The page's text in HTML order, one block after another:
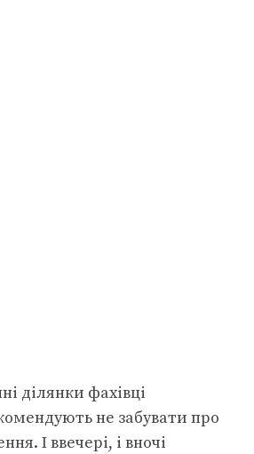
ділянки фахівці
не забувати про
І ввечері, і вночі